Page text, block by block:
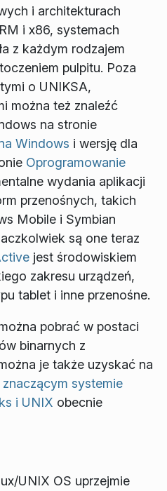
i architekturach
i x86, systemach
z każdym rodzajem
pulpitu. Poza
o UNIKSA,
można też znaleźć
na stronie
Windows i wersję dla
Oprogramowanie
wydania aplikacji
przenośnych, takich
Mobile i Symbian
są one teraz
jest środowiskiem
zakresu urządzeń,
tablet i inne przenośne.
pobrać w postaci
binarnych z
je także uzyskać na
znaczącym systemie
i UNIX obecnie
UNIX OS uprzejmie